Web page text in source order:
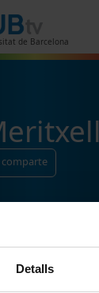
Detalls
de Barcelona
comparte